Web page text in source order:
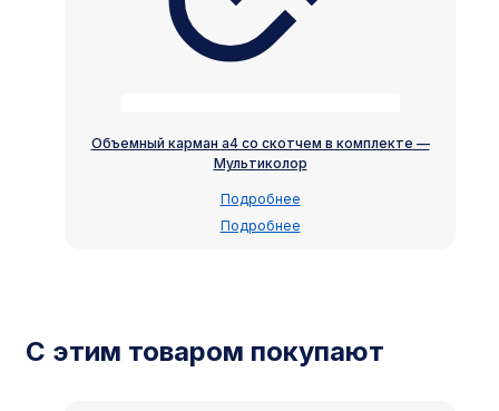
Объемный карман а4 со скотчем в комплекте —
Мультиколор
Подробнее
Подробнее
С этим товаром покупают